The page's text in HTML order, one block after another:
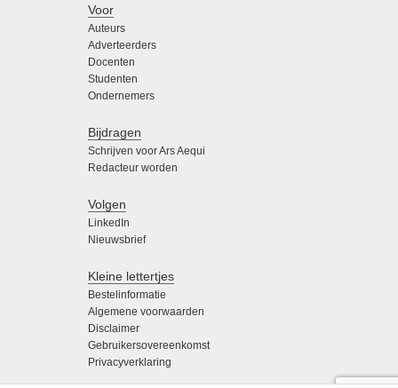
Voor
Auteurs
Adverteerders
Docenten
Studenten
Ondernemers
Bijdragen
Schrijven voor Ars Aequi
Redacteur worden
Volgen
LinkedIn
Nieuwsbrief
Kleine lettertjes
Bestelinformatie
Algemene voorwaarden
Disclaimer
Gebruikersovereenkomst
Privacyverklaring